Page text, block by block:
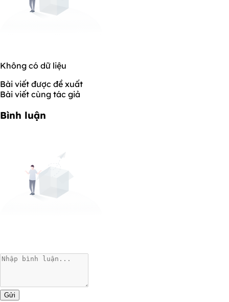
Không có dữ liệu
Bài viết được đề xuất
Bài viết cùng tác giả
Bình luận
Gửi